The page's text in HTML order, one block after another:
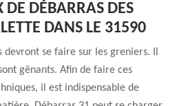
DE DÉBARRAS DES
DANS LE 31590
se faire sur les greniers. Il
gênants. Afin de faire ces
il est indispensable de